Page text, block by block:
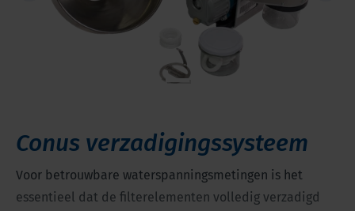
Conus verzadigingssysteem
Voor betrouwbare waterspanningsmetingen is het
essentieel dat de filterelementen volledig verzadigd